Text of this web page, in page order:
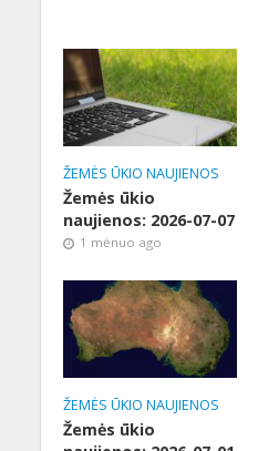
ŽEMĖS ŪKIO NAUJIENOS
Žemės ūkio
naujienos: 2026-07-07
1 mėnuo ago
ŽEMĖS ŪKIO NAUJIENOS
Žemės ūkio